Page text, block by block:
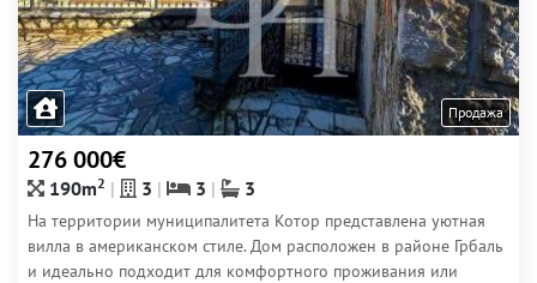
Продажа
276 000€
190m2 3 3 3
На территории муниципалитета Котор представлена уютная
вилла в американском стиле. Дом расположен в районе Грбаль
и идеально подходит для комфортного проживания или